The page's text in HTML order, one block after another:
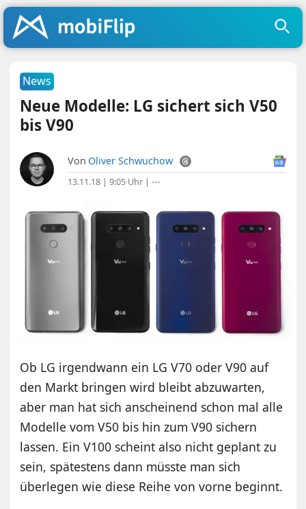
News
Neue Modelle: LG sichert sich V50
bis V90
Von Oliver Schwuchow
13.11.18 | 9:05 Uhr | ⋯
Ob LG irgendwann ein LG V70 oder V90 auf
den Markt bringen wird bleibt abzuwarten,
aber man hat sich anscheinend schon mal alle
Modelle vom V50 bis hin zum V90 sichern
lassen. Ein V100 scheint also nicht geplant zu
sein, spätestens dann müsste man sich
überlegen wie diese Reihe von vorne beginnt.